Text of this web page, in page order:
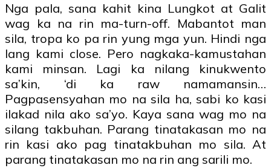
Nga pala, sana kahit kina Lungkot at Galit
wag ka na rin ma-turn-off. Mabantot man
sila, tropa ko pa rin yung mga yun. Hindi nga
lang kami close. Pero nagkaka-kamustahan
kami minsan. Lagi ka nilang kinukwento
sa’kin, ‘di ka raw namamansin…
Pagpasensyahan mo na sila ha, sabi ko kasi
ilakad nila ako sa’yo. Kaya sana wag mo na
silang takbuhan. Parang tinatakasan mo na
rin kasi ako pag tinatakbuhan mo sila. At
parang tinatakasan mo na rin ang sarili mo.